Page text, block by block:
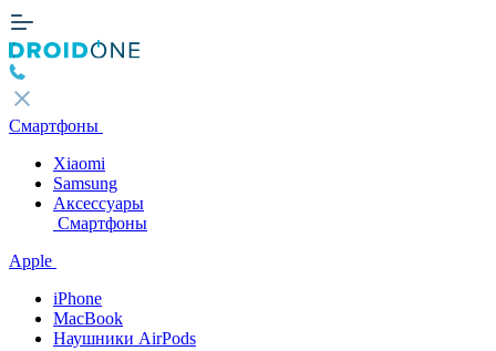
Смартфоны
Xiaomi
Samsung
Аксессуары
Смартфоны
Apple
iPhone
MacBook
Наушники AirPods